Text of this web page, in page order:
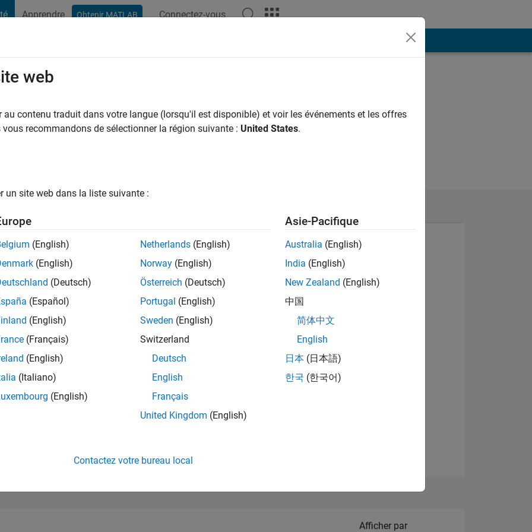
Apprendre Obtenir MATLAB Connectez-vous
il y a|Actif depuis 2021
0
of 302 028
Afficher les badges
Filter2
Afficher par
web
au contenu traduit dans votre langue (lorsqu'il est disponible) et voir les événements et les offres
vous recommandons de sélectionner la région suivante : United States.
un site web dans la liste suivante :
(English)
(English)
(Deutsch)
(Español)
(English)
(Français)
(English)
(Italiano)
(English)
Netherlands (English)
Norway (English)
Österreich (Deutsch)
Portugal (English)
Sweden (English)
Switzerland
Deutsch
English
Français
United Kingdom (English)
Asie-Pacifique
Australia (English)
India (English)
New Zealand (English)
中国
简体中文
English
日本 (日本語)
한국 (한국어)
Contactez votre bureau local